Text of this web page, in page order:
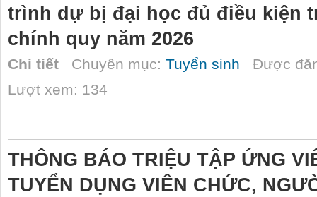
trình dự bị đại học đủ điều kiện
chính quy năm 2026
Chi tiết Chuyên mục: Tuyển sinh Được
Lượt xem: 134
THÔNG BÁO TRIỆU TẬP ỨNG
TUYỂN DỤNG VIÊN CHỨC,